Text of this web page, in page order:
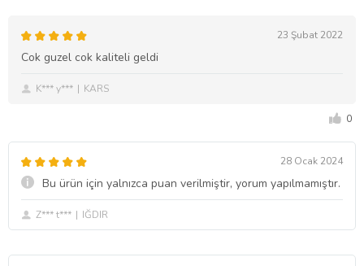
23 Şubat 2022
Cok guzel cok kaliteli geldi
K*** y*** KARS
0
28 Ocak 2024
Bu ürün için yalnızca puan verilmiştir, yorum yapılmamıştır.
Z*** t*** IĞDIR